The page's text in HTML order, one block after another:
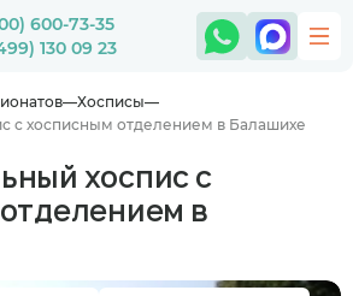
600-73-35
130 09 23
Хосписы
с хосписным отделением в Балашихе
хоспис с
в